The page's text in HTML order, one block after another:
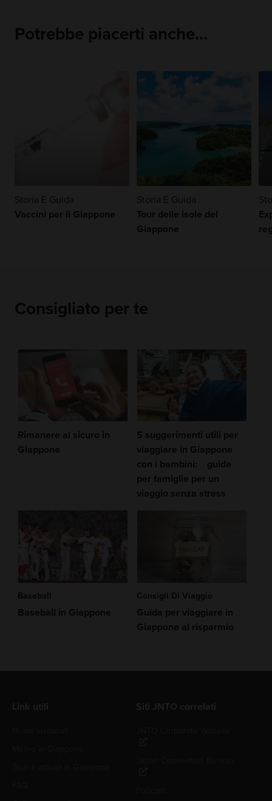
Potrebbe piacerti anche...
Storia E Guida
Vaccini per il Giappone
Storia E Guida
Tour delle isole del
Giappone
Consigliato per te
Rimanere al sicuro in
Giappone
5 suggerimenti utili per
viaggiare in Giappone
con i bambini: guida
per famiglie per un
viaggio senza stress
Baseball
Baseball in Giappone
Consigli Di Viaggio
Guida per viaggiare in
Giappone al risparmio